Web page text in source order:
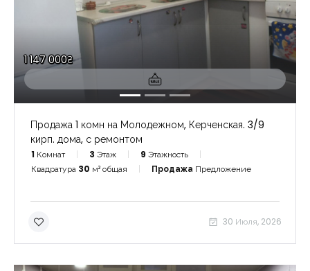
1 147 000₴
Продажа 1 комн на Молодежном, Керченская. 3/9
кирп. дома, с ремонтом
1 Комнат 3 Этаж 9 Этажность
Квадратура 30 м² общая Продажа Предложение
30 Июля, 2026